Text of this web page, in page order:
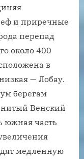
и приречные
перепад
около 400
в
— Лобау.
берегам
Венский
южная часть
медленную